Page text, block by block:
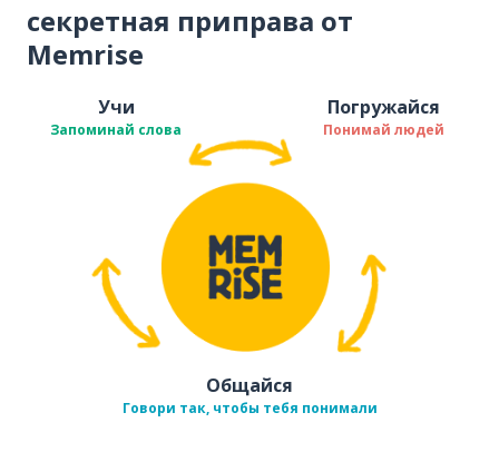
секретная приправа от
Memrise
Учи
Запоминай слова
Погружайся
Понимай людей
Общайся
Говори так, чтобы тебя понимали